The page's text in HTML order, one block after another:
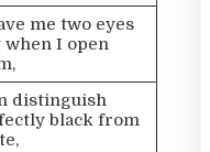
me two eyes
when I open
distinguish
black from